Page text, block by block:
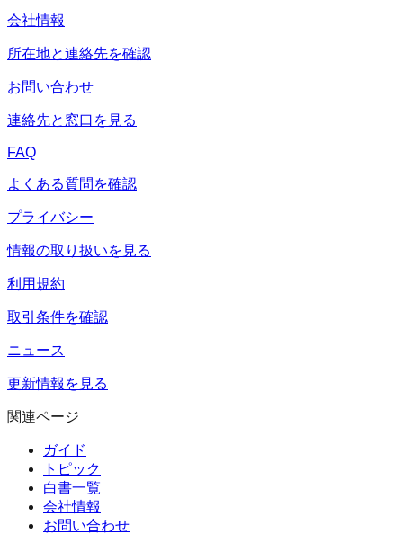
会社情報
所在地と連絡先を確認
お問い合わせ
連絡先と窓口を見る
FAQ
よくある質問を確認
プライバシー
情報の取り扱いを見る
利用規約
取引条件を確認
ニュース
更新情報を見る
関連ページ
ガイド
トピック
白書一覧
会社情報
お問い合わせ